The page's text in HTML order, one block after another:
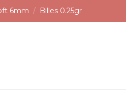
6mm Billes 0.25gr